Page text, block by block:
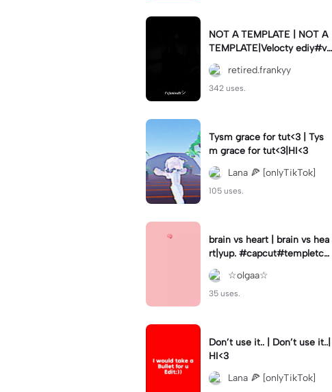
NOT A TEMPLATE | NOT A
TEMPLATE|Velocty ediy#ve
locity #capcut
retired.frankyy
342 uses.
Tysm grace for tut<3 | Tys
m grace for tut<3|HI<3
Lana 🍕 [onlyTikTok]
105 uses.
brain vs heart | brain vs hea
rt|yup. #capcut#templetca
pcut #trending🔥
☆olgaa☆
35 uses.
Don’t use it.. | Don’t use it..|
HI<3
Lana 🍕 [onlyTikTok]